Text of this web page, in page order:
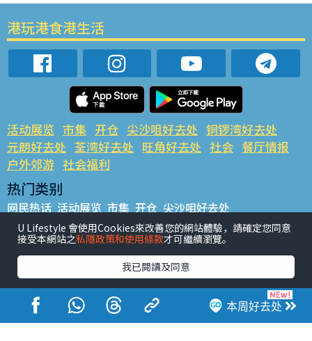
本周好去处
港玩港食港生活
活动展览 市集 开仓 尖沙咀好去处 铜锣湾好去处
元朗好去处 荃湾好去处 旺角好去处 社会 餐厅情报
户外郊游 社会福利
热门类别
网民热话 活动展览 市集 开仓 尖沙咀好去处
铜锣湾好去处 元朗好去处 荃湾好去处 旺角好去处 社会
餐厅情报 户外郊游
热门标签
#UGO揾好去处 #人气活动推介 #美食社群热话
#亲子玩乐好去处
#ULifestyle应用程式
#限时抢
#UJetso礼物放送
#ULifestyle商户中心 #著数 #网络热话
U Lifestyle 會使用Cookies來改善您的網站體驗，請確定您同意
接受本網站之私隱政策和使用條款才可繼續瀏覽。
我已閱讀及同意